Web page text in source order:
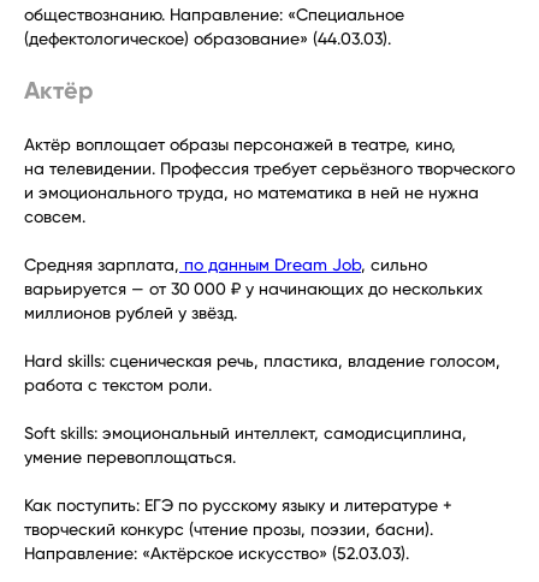
обществознанию. Направление: «Специальное
(дефектологическое) образование» (44.03.03).
Актёр
Актёр воплощает образы персонажей в театре, кино,
на телевидении. Профессия требует серьёзного творческого
и эмоционального труда, но математика в ней не нужна
совсем.
Средняя зарплата, по данным Dream Job, сильно
варьируется — от 30 000 ₽ у начинающих до нескольких
миллионов рублей у звёзд.
Hard skills: сценическая речь, пластика, владение голосом,
работа с текстом роли.
Soft skills: эмоциональный интеллект, самодисциплина,
умение перевоплощаться.
Как поступить: ЕГЭ по русскому языку и литературе +
творческий конкурс (чтение прозы, поэзии, басни).
Направление: «Актёрское искусство» (52.03.03).